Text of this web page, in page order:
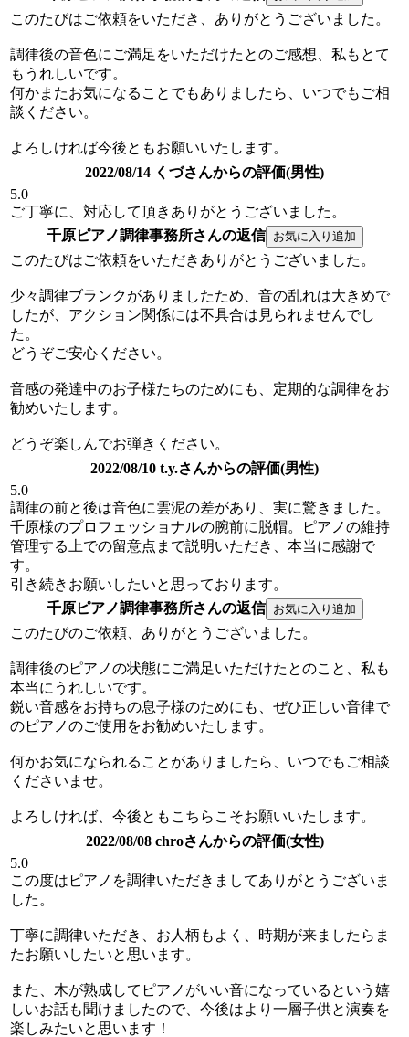
このたびはご依頼をいただき、ありがとうございました。
調律後の音色にご満足をいただけたとのご感想、私もとて
もうれしいです。
何かまたお気になることでもありましたら、いつでもご相
談ください。
よろしければ今後ともお願いいたします。
2022/08/14 くづさんからの評価(男性)
5.0
ご丁寧に、対応して頂きありがとうございました。
千原ピアノ調律事務所さんの返信
このたびはご依頼をいただきありがとうございました。
少々調律ブランクがありましたため、音の乱れは大きめで
したが、アクション関係には不具合は見られませんでし
た。
どうぞご安心ください。
音感の発達中のお子様たちのためにも、定期的な調律をお
勧めいたします。
どうぞ楽しんでお弾きください。
2022/08/10 t.y.さんからの評価(男性)
5.0
調律の前と後は音色に雲泥の差があり、実に驚きました。
千原様のプロフェッショナルの腕前に脱帽。ピアノの維持
管理する上での留意点まで説明いただき、本当に感謝で
す。
引き続きお願いしたいと思っております。
千原ピアノ調律事務所さんの返信
このたびのご依頼、ありがとうございました。
調律後のピアノの状態にご満足いただけたとのこと、私も
本当にうれしいです。
鋭い音感をお持ちの息子様のためにも、ぜひ正しい音律で
のピアノのご使用をお勧めいたします。
何かお気になられることがありましたら、いつでもご相談
くださいませ。
よろしければ、今後ともこちらこそお願いいたします。
2022/08/08 chroさんからの評価(女性)
5.0
この度はピアノを調律いただきましてありがとうございま
した。
丁寧に調律いただき、お人柄もよく、時期が来ましたらま
たお願いしたいと思います。
また、木が熟成してピアノがいい音になっているという嬉
しいお話も聞けましたので、今後はより一層子供と演奏を
楽しみたいと思います！